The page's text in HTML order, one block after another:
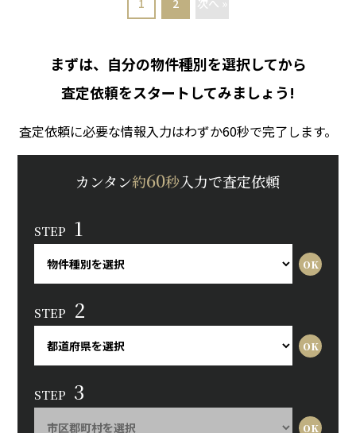
1 2 次へ »
まずは、自分の物件種別を選択してから
査定依頼をスタートしてみましょう!
査定依頼に必要な情報入力はわずか60秒で完了します。
カンタン約60秒入力で査定依頼
STEP 1
STEP 2
STEP 3